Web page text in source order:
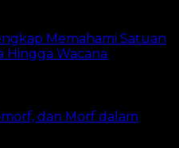
Memahami Satuan
Hingga Wacana
dan Morf dalam